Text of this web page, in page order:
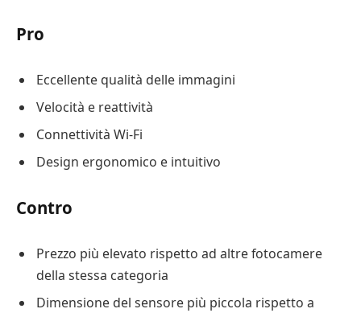
Pro
Eccellente qualità delle immagini
Velocità e reattività
Connettività Wi-Fi
Design ergonomico e intuitivo
Contro
Prezzo più elevato rispetto ad altre fotocamere
della stessa categoria
Dimensione del sensore più piccola rispetto a